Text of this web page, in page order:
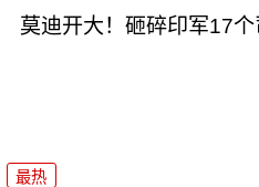
莫迪开大！砸碎印军17
最热